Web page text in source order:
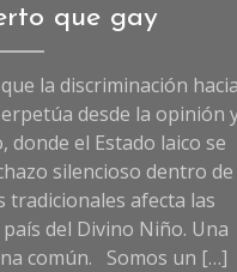
Reportajes
de
Sociedad
Sociedad
que gay
la discriminación
desde la opinión
el Estado laico se
silencioso dentro de
tradicionales afecta las
del Divino Niño. Una
común. Somos un […]